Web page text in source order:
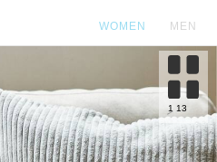
WOMEN MEN
1 13